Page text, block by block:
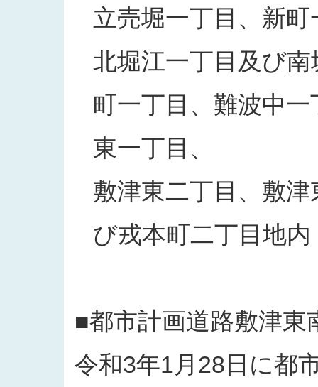
立売堀一丁目、新町
北堀江一丁目及び
町一丁目、難波中
東一丁目、
敷津東二丁目、敷
び戎本町二丁目地内
■都市計画道路敷津東
令和3年1月28日に都